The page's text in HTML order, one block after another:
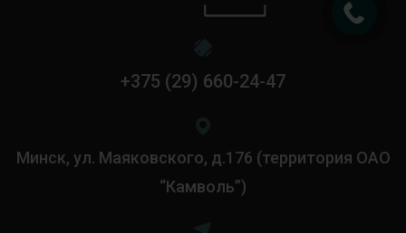
+375 (29) 660-24-47
Минск, ул. Маяковского, д.176 (территория ОАО
“Камволь”)